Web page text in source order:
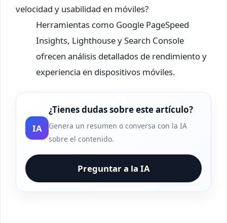
velocidad y usabilidad en móviles?
Herramientas como Google PageSpeed
Insights, Lighthouse y Search Console
ofrecen análisis detallados de rendimiento y
experiencia en dispositivos móviles.
IA
¿Tienes dudas sobre este artículo?
Genera un resumen o conversa con la IA
sobre el contenido.
Preguntar a la IA